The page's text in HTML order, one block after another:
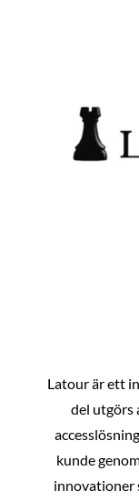
Latour är ett
del utgörs
kunde
innovationer